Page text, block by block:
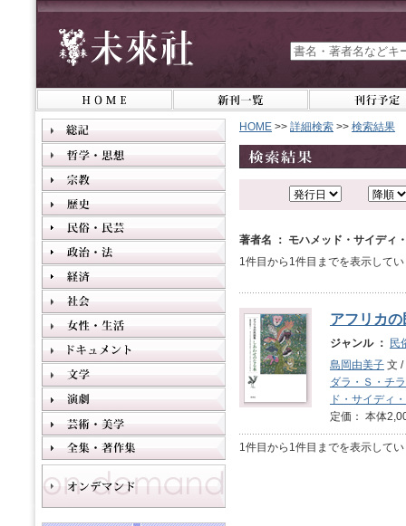
HOME >> 詳細検索 >> 検索結果
著者名 ： モハメッド・サイディ
1件目から1件目までを表示して
アフリカ
ジャンル ：
民
島岡由美子 文 /
ダラ・Ｓ・チ
ド・サイディ
定価： 本体
1件目から1件目までを表示して